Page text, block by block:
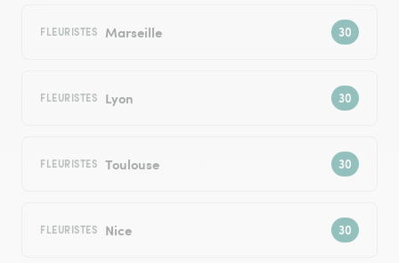
FLEURISTES Marseille
FLEURISTES Lyon
FLEURISTES Toulouse
FLEURISTES Nice